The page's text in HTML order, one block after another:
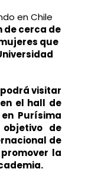
en Chile
de cerca de
que
visitar
el hall de
Purísima
de
de
la